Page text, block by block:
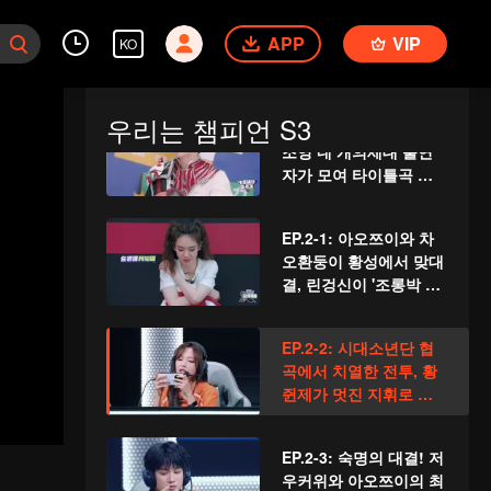
KO APP VIP
우리는 챔피언 S3
걸' 출연 후 사업 변화를
이야기하는 류신, 유명
VIP
'협곡의 꼴찌왕' EP.1: 창
조영 네 개의세대 출연
자가 모여 타이틀곡 춤
EP.2-1: 아오쯔이와 차
오환둥이 황성에서 맞대
결, 린겅신이 '조롱박 아
기'를 선보이다
EP.2-2: 시대소년단 협
곡에서 치열한 전투, 황
쥔제가 멋진 지휘로 팀
을 이끌다
EP.2-3: 숙명의 대결! 저
우커위와 아오쯔이의 최